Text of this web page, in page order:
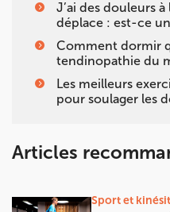
J’ai des douleurs
déplace : est-ce
Comment dormir
tendinopathie du
Les meilleurs
pour soulager les
Articles
Sport et
IK MEUDON
8 Rue de Paris
8 Rue de Paris
01 40 95 01 09
Prenez RDV sur